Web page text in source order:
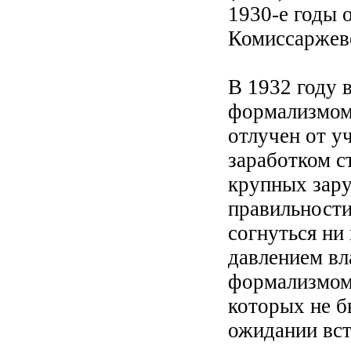
1930-е годы
В 1932 году
отлучен от
заработком
крупных
согнуться
давлением
которых не
ожидании